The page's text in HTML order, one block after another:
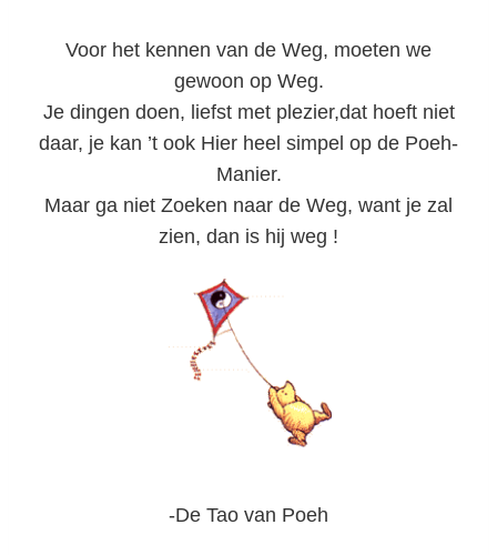
Voor het kennen van de Weg, moeten we
gewoon op Weg.
Je dingen doen, liefst met plezier,dat hoeft niet
daar, je kan ’t ook Hier heel simpel op de Poeh-
Manier.
Maar ga niet Zoeken naar de Weg, want je zal
zien, dan is hij weg !
-De Tao van Poeh